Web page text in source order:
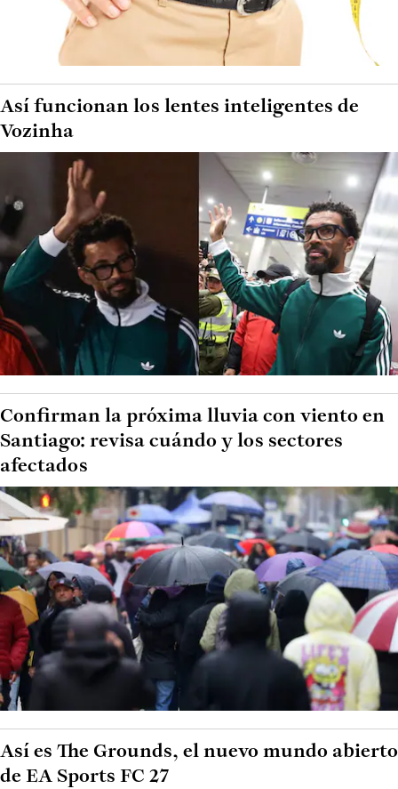
Así funcionan los lentes inteligentes de
Vozinha
Confirman la próxima lluvia con viento en
Santiago: revisa cuándo y los sectores
afectados
Así es The Grounds, el nuevo mundo abierto
de EA Sports FC 27